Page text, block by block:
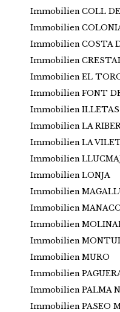
Immobilien COLL
Immobilien
Immobilien COSTA
Immobilien
Immobilien EL
Immobilien FONT
Immobilien ILLETAS
Immobilien LA
Immobilien LA
Immobilien
Immobilien LONJA
Immobilien
Immobilien
Immobilien
Immobilien
Immobilien MURO
Immobilien
Immobilien PALMA
Immobilien PASEO